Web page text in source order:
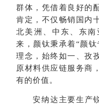
群体，凭借着良好的
肯定，不仅畅销国内
北美洲、中东、东
来，颜钛秉承着“颜
理念，始终如一、孜
原材料供应链服务商
有的价值。
安纳达主要生产锐